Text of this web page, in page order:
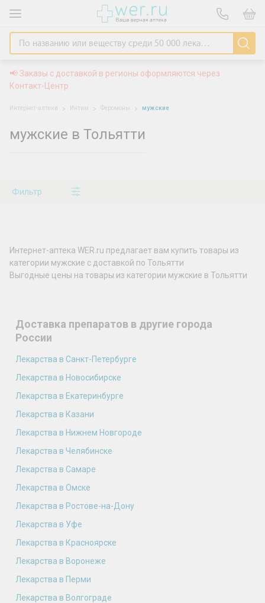
📢 Заказы с доставкой в регионы оформляются через
Контакт-Центр
Интернет-аптека Интим Феромоны мужские
мужские в Тольятти
Фильтр
Интернет-аптека WER.ru предлагает вам купить товары из
категории мужские с доставкой по Тольятти
Выгодные цены на товары из категории мужские в Тольятти
Доставка препаратов в другие города
России
Лекарства в Санкт-Петербурге
Лекарства в Новосибирске
Лекарства в Екатеринбурге
Лекарства в Казани
Лекарства в Нижнем Новгороде
Лекарства в Челябинске
Лекарства в Самаре
Лекарства в Омске
Лекарства в Ростове-на-Дону
Лекарства в Уфе
Лекарства в Красноярске
Лекарства в Воронеже
Лекарства в Перми
Лекарства в Волгограде